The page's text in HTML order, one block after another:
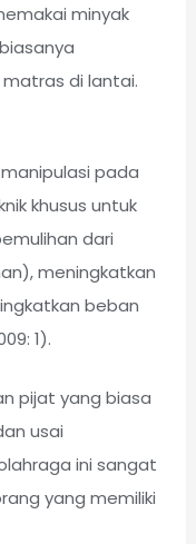
minyak
di lantai.
pada
khusus untuk
dari
meningkatkan
beban
1).
pijat yang biasa
usai
ini sangat
yang memiliki